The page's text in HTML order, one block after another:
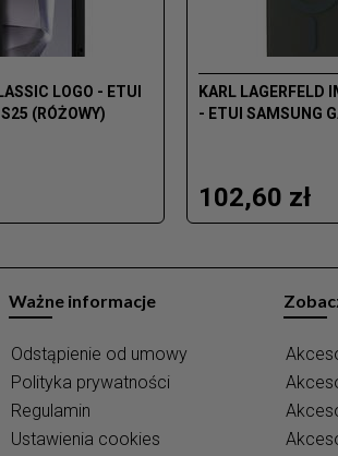
LOGO - ETUI
(RÓŻOWY)
KARL LAGERFELD
- ETUI SAMSUNG
102,60 zł
Ważne informacje
Odstąpienie od umowy
Polityka prywatności
Regulamin
Ustawienia cookies